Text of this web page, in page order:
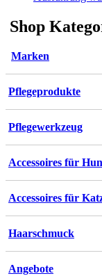
Shop
Marken
Pflegeprodukte
Pflegewerkzeug
Accessoires für
Accessoires für
Haarschmuck
Angebote